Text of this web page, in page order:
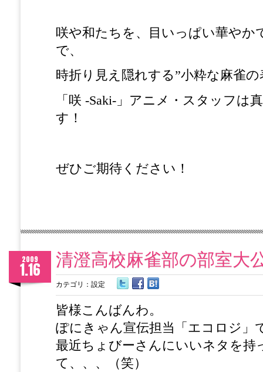
咲や和たちを、目いっぱい華やか
で、
時折り見え隠れする”小粋な麻雀の
「咲 -Saki-」アニメ・スタッフは
す！
ぜひご期待ください！
清澄高校麻雀部の部室大
2009
1.16
カテゴリ： 設定
皆様こんばんわ。
ぽにきゃん宣伝担当「エコロジ」
最近ちょびーさんにいいネタを持
て、、、（笑）